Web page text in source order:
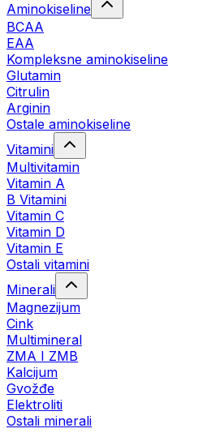
Aminokiseline
BCAA
ЕАА
Kompleksne aminokiseline
Glutamin
Citrulin
Arginin
Ostale aminokiseline
Vitamini
Multivitamin
Vitamin A
B Vitamini
Vitamin C
Vitamin D
Vitamin E
Ostali vitamini
Minerali
Magnezijum
Cink
Multimineral
ZMA I ZMB
Kalcijum
Gvožđe
Elektroliti
Ostali minerali